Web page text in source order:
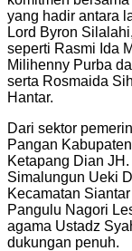
yang hadir antara
Lord Byron
seperti Rasmi Ida
Milihenny Purba
serta Rosmaida
Hantar.
Dari sektor
Pangan
Ketapang Dian
Simalungun Ueki
Kecamatan
Pangulu Nagori
agama Ustadz
dukungan penuh.